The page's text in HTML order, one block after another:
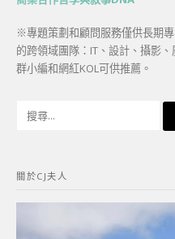
※專題策劃和顧問服務僅供長期
的跨領域團隊：IT、設計、攝影
群小編和網紅KOL可供推薦。
字:
關於CJ夫人